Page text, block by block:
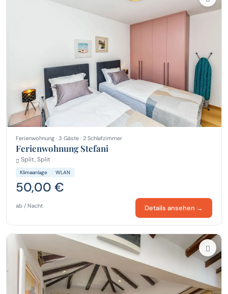
Ferienwohnung · 3 Gäste · 2 Schlafzimmer
Ferienwohnung Stefani
Split, Split
Klimaanlage WLAN
50,00 €
ab / Nacht Details ansehen →